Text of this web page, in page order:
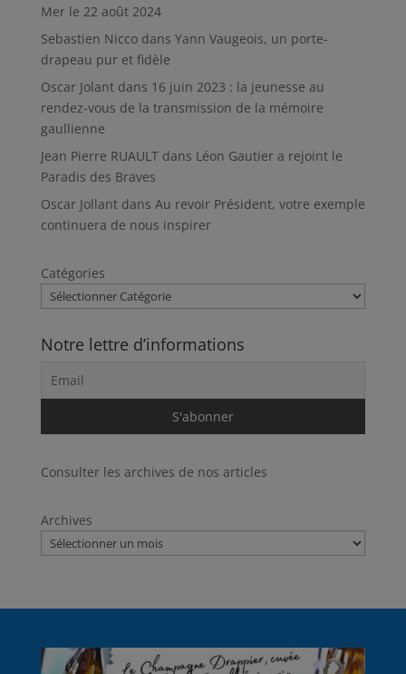
Mer le 22 août 2024
Sebastien Niccodans Yann Vaugeois, un porte-
drapeau pur et fidèle
Oscar Jolantdans 16 juin 2023 : la jeunesse au
rendez-vous de la transmission de la mémoire
gaullienne
Jean Pierre RUAULTdans Léon Gautier a rejoint le
Paradis des Braves
Oscar Jollantdans Au revoir Président, votre exemple
continuera de nous inspirer
Catégories
Notre lettre d’informations
Consulter les archives de nos articles
Archives